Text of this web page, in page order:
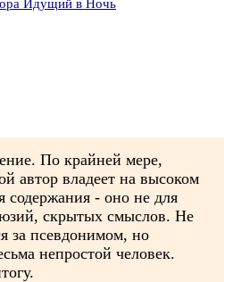
Идущий в Ночь
По крайней мере,
автор владеет на высоком
содержания - оно не для
скрытых смыслов. Не
за псевдонимом, но
непростой человек.